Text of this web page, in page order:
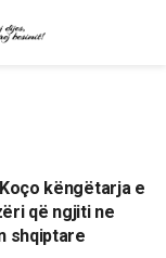
këngëtarja e
që ngjiti ne
shqiptare